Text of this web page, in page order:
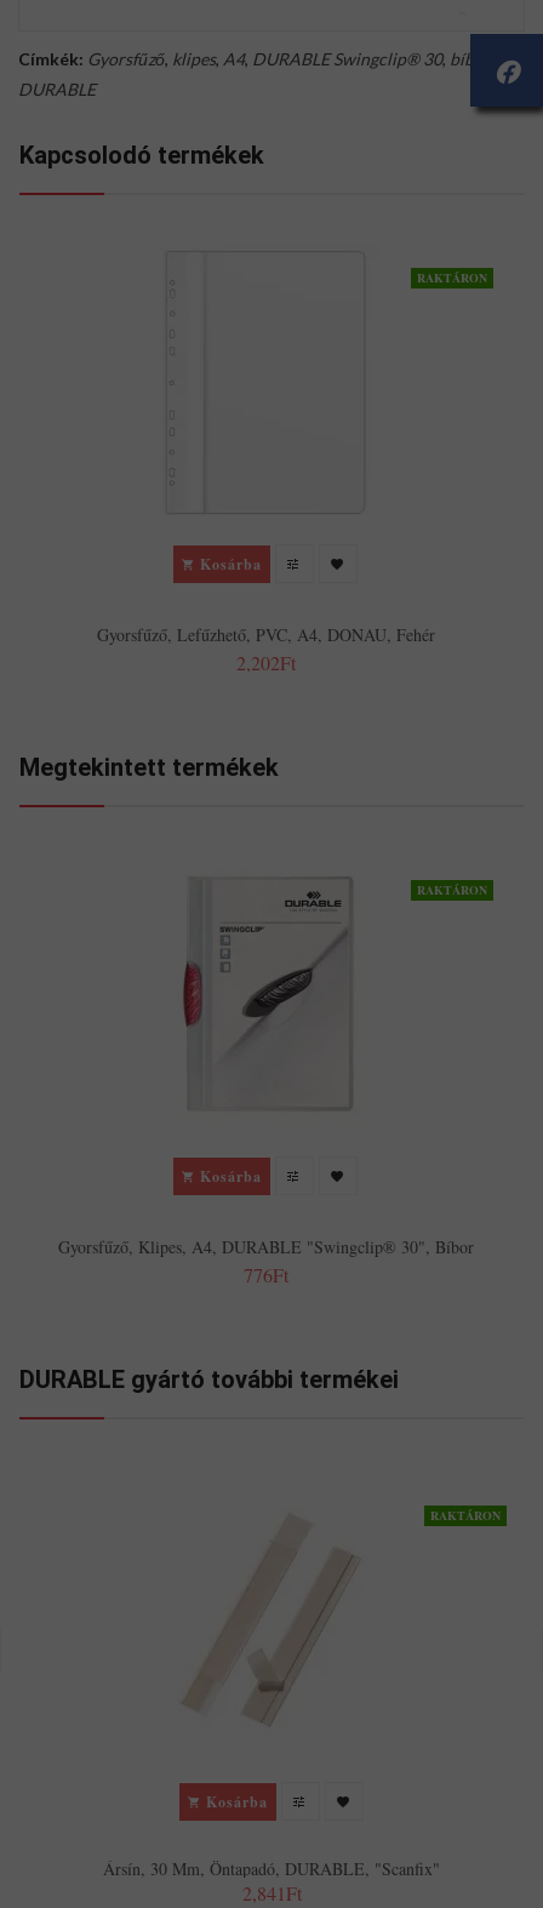
Címkék: Gyorsfűző, klipes, A4, DURABLE Swingclip® 30, bíbor
DURABLE
Kapcsolodó termékek
RAKTÁRON
Kosárba
Gyorsfűző, Lefűzhető, PVC, A4, DONAU, Fehér
2,202Ft
Megtekintett termékek
RAKTÁRON
Kosárba
Gyorsfűző, Klipes, A4, DURABLE "Swingclip® 30", Bíbor
776Ft
DURABLE gyártó további termékei
RAKTÁRON
Kosárba
Ársín, 30 Mm, Öntapadó, DURABLE, "Scanfix"
2,841Ft